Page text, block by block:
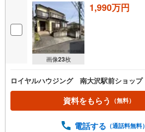
画像23枚
1,990万円
ロイヤルハウジング 南大沢駅前ショップ
資料をもらう （無料）
電話する （通話料無料）